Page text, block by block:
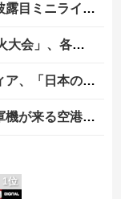
アクションをするトワ様他
トを購入した人達がSNS阿鼻叫喚
リーで番組制作を進めようとするも……
空港になっていた
給
1位